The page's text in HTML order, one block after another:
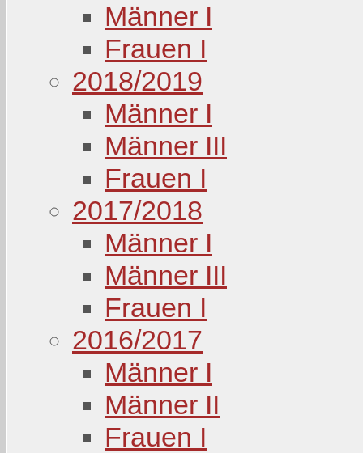
Männer I
Frauen I
2018/2019
Männer I
Männer III
Frauen I
2017/2018
Männer I
Männer III
Frauen I
2016/2017
Männer I
Männer II
Frauen I